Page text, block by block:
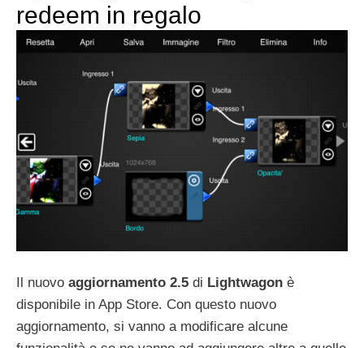
redeem in regalo
Il nuovo aggiornamento 2.5 di Lightwagon è
disponibile in App Store. Con questo nuovo
aggiornamento, si vanno a modificare alcune